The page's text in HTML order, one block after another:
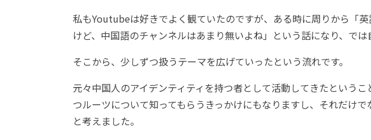
私もYoutubeは好きでよく観ていたのですが、ある時に周りから「
けど、中国語のチャンネルはあまり無いよね」という話になり、では
そこから、少しずつ扱うテーマを広げていったという流れです。
元々中国人のアイデンティティを持つ者として活動してきたという
つルーツについて知ってもらうきっかけにもなりますし、それだけ
と考えました。